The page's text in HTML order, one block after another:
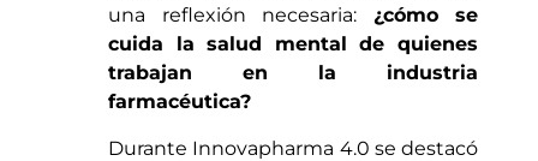
una reflexión necesaria: ¿cómo se
cuida la salud mental de quienes
trabajan en la industria
farmacéutica?
Durante Innovapharma 4.0 se destacó